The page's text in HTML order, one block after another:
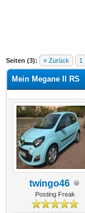
Seiten (3): « Zurück 1
Durchschnitt
Mein Megane II RS
twingo46
Posting Freak